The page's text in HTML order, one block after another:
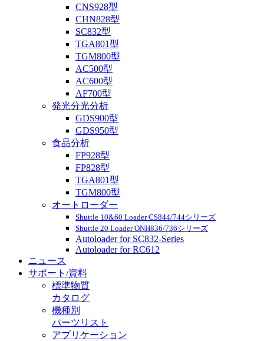
CNS928型
CHN828型
SC832型
TGA801型
TGM800型
AC500型
AC600型
AF700型
発光分光分析
GDS900型
GDS950型
食品分析
FP928型
FP828型
TGA801型
TGM800型
オートローダー
Shuttle 10&60 Loader CS844/744シリーズ
Shuttle 20 Loader ONH836/736シリーズ
Autoloader for SC832-Series
Autoloader for RC612
ニュース
サポート/資料
標準物質
カタログ
機種別
パーツリスト
アプリケーション